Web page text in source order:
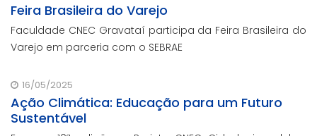
Feira Brasileira do Varejo
Faculdade CNEC Gravataí participa da Feira Brasileira do
Varejo em parceria com o SEBRAE
16/05/2025
Ação Climática: Educação para um Futuro
Sustentável